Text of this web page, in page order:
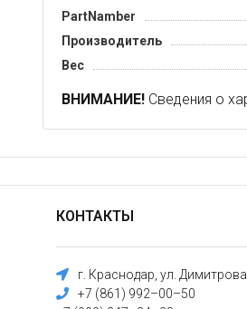
PartNamber
Производитель
Вес
ВНИМАНИЕ! Сведения о
КОНТАКТЫ
г. Краснодар, ул.
+7 (861) 992–00–50